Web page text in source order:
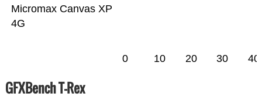
Micromax Canvas XP
4G
0 10 20 30 40
GFXBench T-Rex